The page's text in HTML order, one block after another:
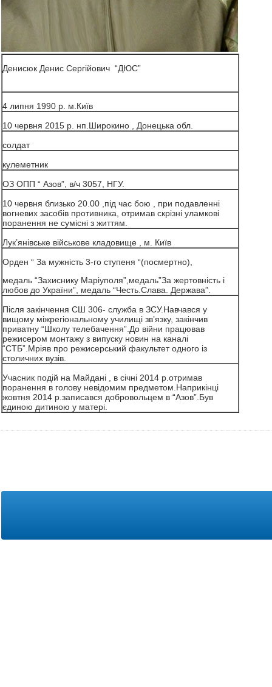
Денисюк Денис Сергійович “ДЮС”
4 липня 1990 р. м.Київ
10 червня 2015 р. нп.Широкино , Донецька обл.
солдат
кулеметник
ОЗ ОПП “ Азов”, в/ч 3057, НГУ.
10 червня близько 20.00 ,під час бою , при подавленні
вогневих засобів противника, отримав скрізні уламкові
поранення не сумісні з життям.
Лук’янівське військове кладовище , м. Київ
Орден “ За мужність 3-го ступеня “(посмертно),
медаль “Захиснику Маріуполя”,медаль”За жертовність і
любов до України”, медаль “Честь.Слава. Держава”.
Після закінчення СШ 306- служба в ЗСУ.Навчався у
вищому міжрегіональному училищі зв’язку, закінчив
приватну “Школу телебачення”.До війни працював
режисером монтажу з випуску новин на каналі
“СТБ”.Мріяв про режисерський факультет одного із
столичних вузів.
Учасник подій на Майдані , в січні 2014 р.отримав
поранення в голову невідомим предметом.Наприкінці
жовтня 2014 р.записався добровольцем в “Азов”.Був
єдиною дитиною у матері.